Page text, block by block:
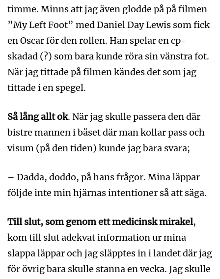
timme. Minns att jag även glodde på på filmen
”My Left Foot” med Daniel Day Lewis som fick
en Oscar för den rollen. Han spelar en cp-
skadad (?) som bara kunde röra sin vänstra fot.
När jag tittade på filmen kändes det som jag
tittade i en spegel.
Så lång allt ok. När jag skulle passera den där
bistre mannen i båset där man kollar pass och
visum (på den tiden) kunde jag bara svara;
– Dadda, doddo, på hans frågor. Mina läppar
följde inte min hjärnas intentioner så att säga.
Till slut, som genom ett medicinsk mirakel,
kom till slut adekvat information ur mina
slappa läppar och jag släpptes in i landet där jag
för övrig bara skulle stanna en vecka. Jag skulle